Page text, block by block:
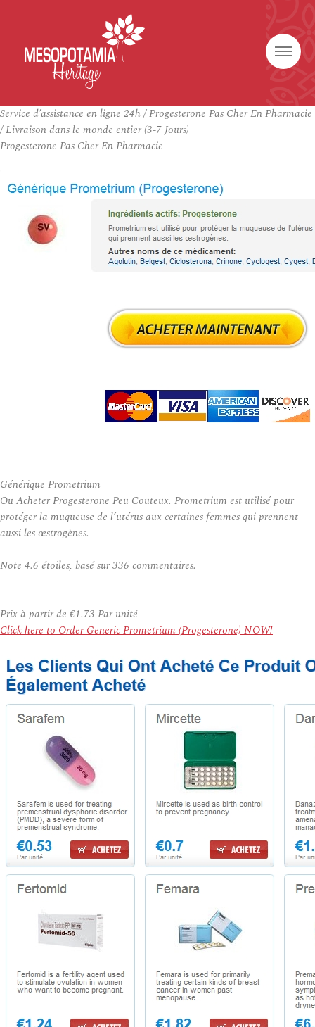
Service d’assistance en ligne 24h / Progesterone Pas Cher En Pharmacie
/ Livraison dans le monde entier (3-7 Jours)
Progesterone Pas Cher En Pharmacie
Générique Prometrium
Ou Acheter Progesterone Peu Couteux. Prometrium est utilisé pour
protéger la muqueuse de l’utérus aux certaines femmes qui prennent
aussi les œstrogènes.
Note 4.6 étoiles, basé sur336 commentaires.
Prix à partir de €1.73 Par unité
Click here to Order Generic Prometrium (Progesterone) NOW!